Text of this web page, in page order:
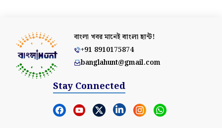
বাংলা খবর মানেইবাংলা হান্ট!
+91 8910175874
banglahunt@gmail.com
Stay Connected